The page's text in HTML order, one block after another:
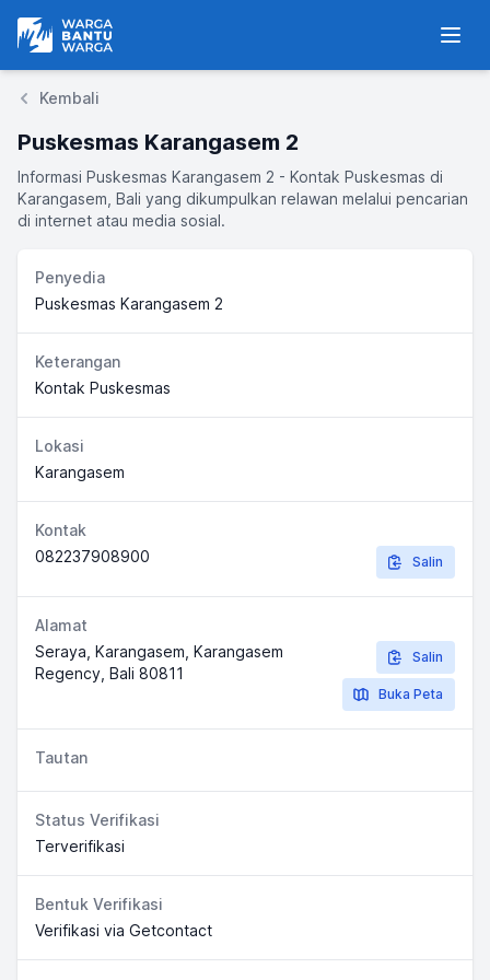
Warga Bantu Warga
Kembali
Puskesmas Karangasem 2
Informasi Puskesmas Karangasem 2 - Kontak Puskesmas di
Karangasem, Bali yang dikumpulkan relawan melalui pencarian
di internet atau media sosial.
Penyedia
Puskesmas Karangasem 2
Keterangan
Kontak Puskesmas
Lokasi
Karangasem
Kontak
082237908900
Salin
Alamat
Seraya, Karangasem, Karangasem
Regency, Bali 80811
Salin
Buka Peta
Tautan
Status Verifikasi
Terverifikasi
Bentuk Verifikasi
Verifikasi via Getcontact